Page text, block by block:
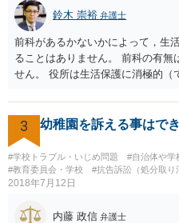
鈴木 崇裕 弁護士
前科があるかないかによって，生
ることはありません。 前科の有無
せん。 役所は生活保護に消極的（
と説明しましょう。
3 幼稚園を訴える事はで
#学校トラブル・いじめ問題
#自治体や学
#教育委員会・学校
#抗告訴訟（処分取り
2018年7月12日
内藤 政信 弁護士